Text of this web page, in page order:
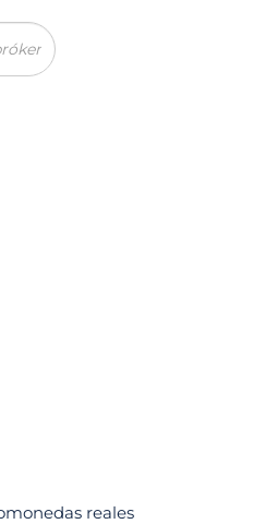
reales